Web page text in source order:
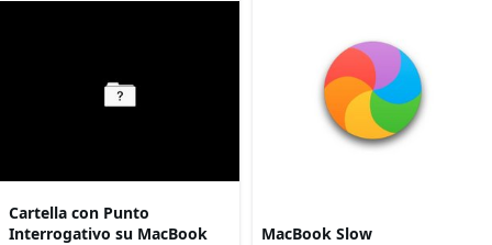
Cartella con Punto
Interrogativo su MacBook
MacBook Slow